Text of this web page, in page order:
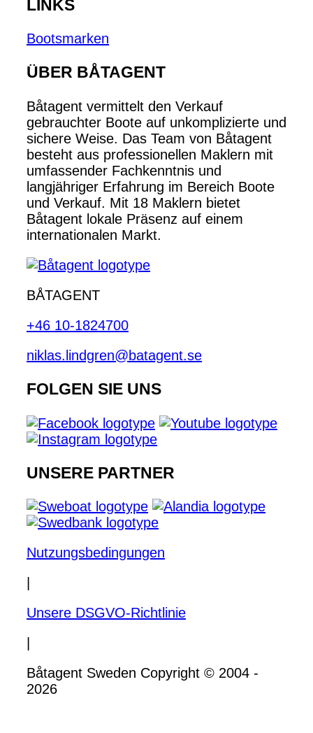
LINKS
Bootsmarken
ÜBER BÅTAGENT
Båtagent vermittelt den Verkauf
gebrauchter Boote auf unkomplizierte und
sichere Weise. Das Team von Båtagent
besteht aus professionellen Maklern mit
umfassender Fachkenntnis und
langjähriger Erfahrung im Bereich Boote
und Verkauf. Mit 18 Maklern bietet
Båtagent lokale Präsenz auf einem
internationalen Markt.
BÅTAGENT
+46 10-1824700
niklas.lindgren@batagent.se
FOLGEN SIE UNS
UNSERE PARTNER
Nutzungsbedingungen
Unsere DSGVO-Richtlinie
Båtagent Sweden Copyright © 2004 -
2026